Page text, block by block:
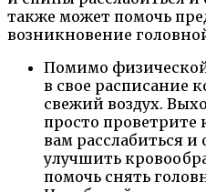
также может помочь
возникновение
Помимо
в свое расписание
свежий воздух.
просто проветрите
вам расслабиться и
улучшить
помочь снять